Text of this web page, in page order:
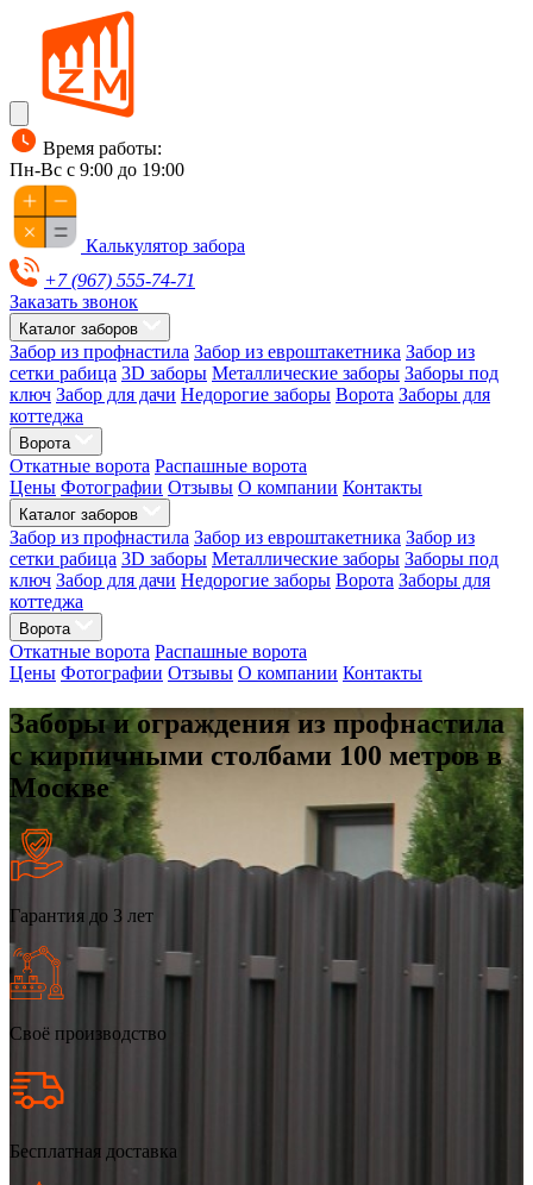
Время работы:
Пн-Вс с 9:00 до 19:00
Калькулятор забора
+7 (967) 555-74-71
Заказать звонок
Каталог заборов
Забор из профнастила Забор из евроштакетника Забор из
сетки рабица 3D заборы Металлические заборы Заборы под
ключ Забор для дачи Недорогие заборы Ворота Заборы для
коттеджа
Ворота
Откатные ворота Распашные ворота
Цены Фотографии Отзывы О компании Контакты
Каталог заборов
Забор из профнастила Забор из евроштакетника Забор из
сетки рабица 3D заборы Металлические заборы Заборы под
ключ Забор для дачи Недорогие заборы Ворота Заборы для
коттеджа
Ворота
Откатные ворота Распашные ворота
Цены Фотографии Отзывы О компании Контакты
Заборы и ограждения из профнастила
с кирпичными столбами 100 метров в
Москве
Гарантия до 3 лет
Своё производство
Бесплатная доставка